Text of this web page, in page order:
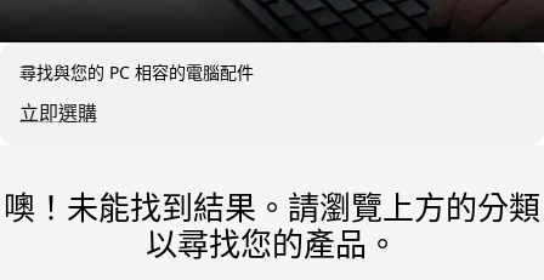
尋找與您的 PC 相容的電腦配件
立即選購
噢！未能找到結果。請瀏覽上方的分類
以尋找您的產品。